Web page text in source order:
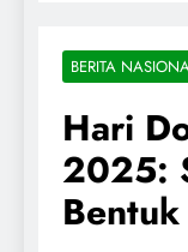
BERITA
Hari
2025: